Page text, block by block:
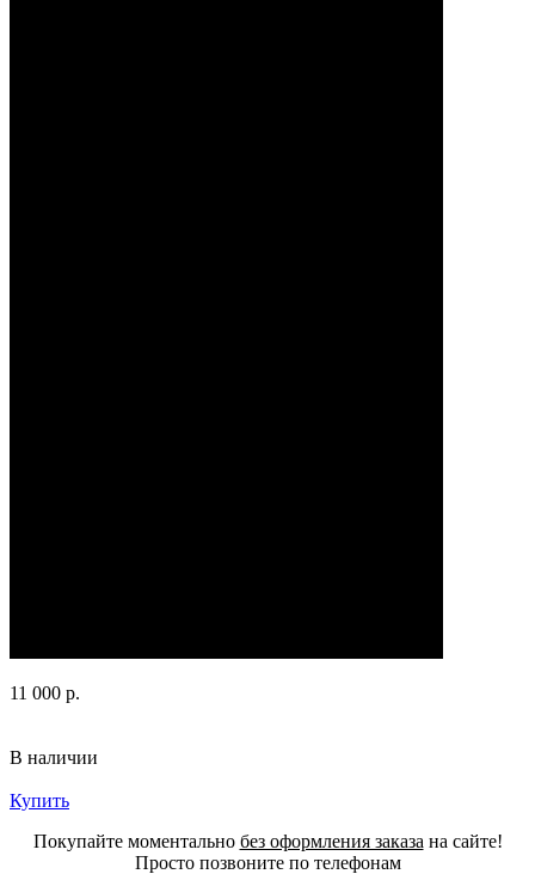
11 000 р.
В наличии
Купить
Покупайте моментально без оформления заказа на сайте!
Просто позвоните по телефонам